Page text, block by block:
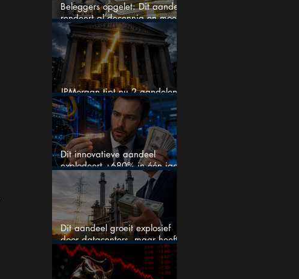
Beleggers opgelet: Dit aandeel
rendeert al decennia en moet
op je watchlist staan!
JPMorgan tipt nu 2 aandelen
voor augustus
Dit innovatieve aandeel
explodeert +680% in één jaar
en blijft maar stijgen
Dit aandeel groeit explosief
door datacenters, maar heeft
tientallen miljarden nodig